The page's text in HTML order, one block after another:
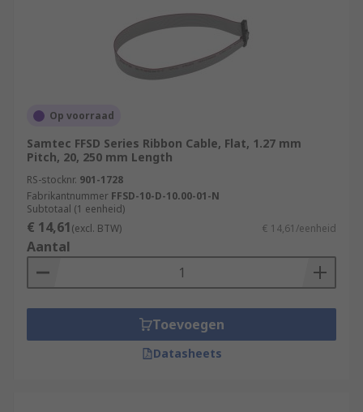
Op voorraad
Samtec FFSD Series Ribbon Cable, Flat, 1.27 mm
Pitch, 20, 250 mm Length
RS-stocknr. 901-1728
Fabrikantnummer FFSD-10-D-10.00-01-N
Subtotaal (1 eenheid)
€ 14,61(excl. BTW) € 14,61/eenheid
Aantal
Toevoegen
Datasheets